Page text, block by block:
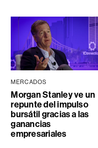
MERCADOS
Morgan Stanley ve un
repunte del impulso
bursátil gracias a las
ganancias
empresariales